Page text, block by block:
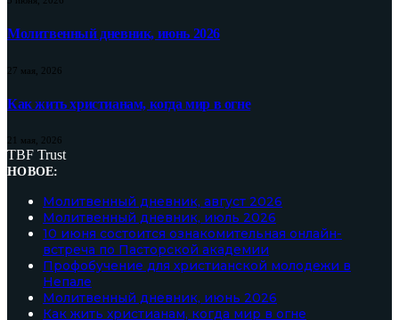
Молитвенный дневник, июнь 2026
27 мая, 2026
Как жить христианам, когда мир в огне
21 мая, 2026
TBF Trust
НОВОЕ:
Молитвенный дневник, август 2026
Молитвенный дневник, июль 2026
10 июня состоится ознакомительная онлайн-
встреча по Пасторской академии
Профобучение для христианской молодежи в
Непале
Молитвенный дневник, июнь 2026
Как жить христианам, когда мир в огне